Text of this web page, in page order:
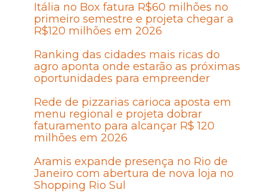
Itália no Box fatura R$60 milhões no
primeiro semestre e projeta chegar a
R$120 milhões em 2026
Ranking das cidades mais ricas do
agro aponta onde estarão as próximas
oportunidades para empreender
Rede de pizzarias carioca aposta em
menu regional e projeta dobrar
faturamento para alcançar R$ 120
milhões em 2026
Aramis expande presença no Rio de
Janeiro com abertura de nova loja no
Shopping Rio Sul